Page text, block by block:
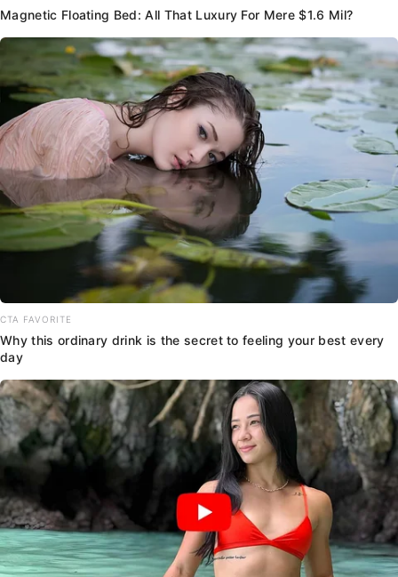
Magnetic Floating Bed: All That Luxury For Mere $1.6 Mil?
CTA FAVORITE
Why this ordinary drink is the secret to feeling your best every
day